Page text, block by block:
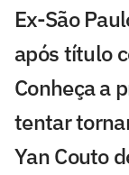
Ex-São
após título
Conheça a
tentar
Yan Couto